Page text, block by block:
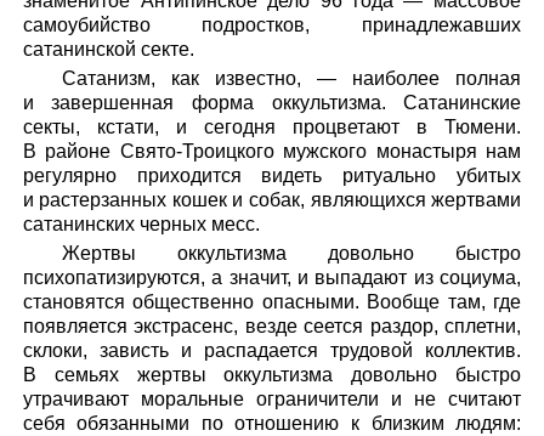
самоубийство подростков, принадлежавших
сатанинской секте.
Сатанизм, как известно, — наиболее полная
и завершенная форма оккультизма. Сатанинские
секты, кстати, и сегодня процветают в Тюмени.
В районе Свято-Троицкого мужского монастыря нам
регулярно приходится видеть ритуально убитых
и растерзанных кошек и собак, являющихся жертвами
сатанинских черных месс.
Жертвы оккультизма довольно быстро
психопатизируются, а значит, и выпадают из социума,
становятся общественно опасными. Вообще там, где
появляется экстрасенс, везде сеется раздор, сплетни,
склоки, зависть и распадается трудовой коллектив.
В семьях жертвы оккультизма довольно быстро
утрачивают моральные ограничители и не считают
себя обязанными по отношению к близким людям: